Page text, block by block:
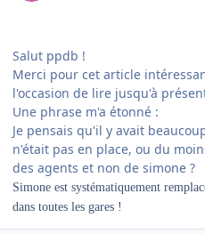
Salut ppdb !
Merci pour cet article
l'occasion de lire jusqu'à
Une phrase m'a étonné :
Je pensais qu'il y avait
n'était pas en place, ou du
des agents et non de simone ?
Simone est systématiquement
dans toutes les gares !